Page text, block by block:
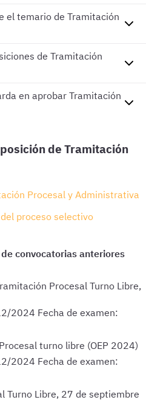
el temario de Tramitación
de Tramitación
en aprobar Tramitación
de Tramitación
Procesal y Administrativa
proceso selectivo
Procesal Turno Libre,
2024 Fecha de examen:
turno libre (OEP 2024)
2024 Fecha de examen:
Turno Libre, 27 de septiembre